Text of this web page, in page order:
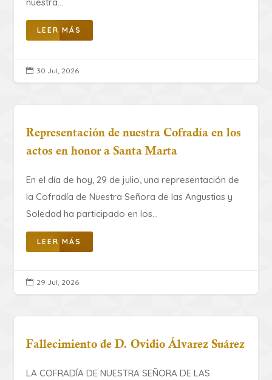
LEER MÁS
 30 Jul, 2026
Representación de nuestra Cofradía en los
actos en honor a Santa Marta
​En el día de hoy, 29 de julio, una representación de
la Cofradía de Nuestra Señora de las Angustias y
Soledad ha participado en los...
LEER MÁS
 29 Jul, 2026
Fallecimiento de D. Ovidio Álvarez Suárez
LA COFRADÍA DE NUESTRA SEÑORA DE LAS